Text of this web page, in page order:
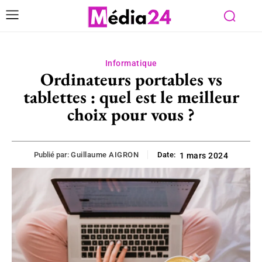
Informatique
Ordinateurs portables vs
tablettes : quel est le meilleur
choix pour vous ?
Publié par: Guillaume AIGRON Date: 1 mars 2024